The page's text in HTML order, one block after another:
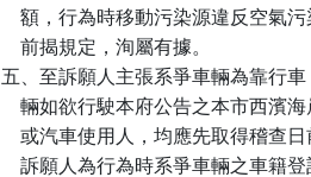
額，行為時移動污染源違反空氣
    前揭規定，洵屬有據。
五、至訴願人主張系爭車輛為靠行
輛如欲行駛本府公告之本市西濱
或汽車使用人，均應先取得稽查
訴願人為行為時系爭車輛之車籍